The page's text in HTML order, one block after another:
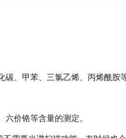
、甲苯、三氯乙烯、丙烯酰胺
价铬等含量的测定。